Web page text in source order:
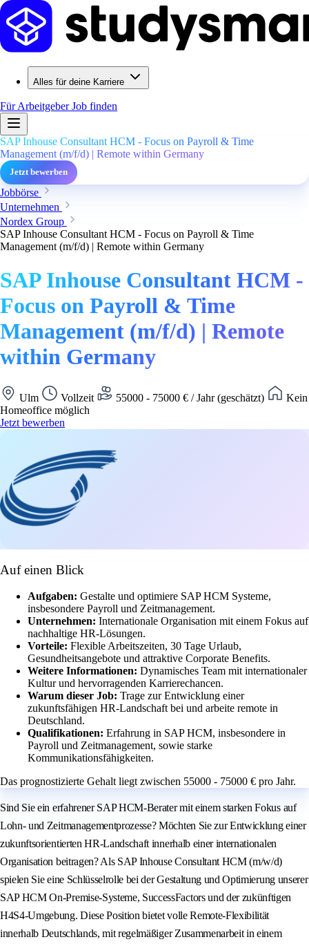
Alles für deine Karriere
Für ArbeitgeberJob finden
SAP Inhouse Consultant HCM - Focus on Payroll & Time
Management (m/f/d) | Remote within Germany
Jetzt bewerben
Jobbörse
Unternehmen
Nordex Group
SAP Inhouse Consultant HCM - Focus on Payroll & Time
Management (m/f/d) | Remote within Germany
SAP Inhouse Consultant HCM -
Focus on Payroll & Time
Management (m/f/d) | Remote
within Germany
Ulm Vollzeit 55000 - 75000 € / Jahr (geschätzt)
Kein
Homeoffice möglich
Jetzt bewerben
Auf einen Blick
Aufgaben: Gestalte und optimiere SAP HCM Systeme,
insbesondere Payroll und Zeitmanagement.
Unternehmen: Internationale Organisation mit einem Fokus auf
nachhaltige HR-Lösungen.
Vorteile: Flexible Arbeitszeiten, 30 Tage Urlaub,
Gesundheitsangebote und attraktive Corporate Benefits.
Weitere Informationen: Dynamisches Team mit internationaler
Kultur und hervorragenden Karrierechancen.
Warum dieser Job: Trage zur Entwicklung einer
zukunftsfähigen HR-Landschaft bei und arbeite remote in
Deutschland.
Qualifikationen: Erfahrung in SAP HCM, insbesondere in
Payroll und Zeitmanagement, sowie starke
Kommunikationsfähigkeiten.
Das prognostizierte Gehalt liegt zwischen 55000 - 75000 € pro Jahr.
Sind Sie ein erfahrener SAP HCM-Berater mit einem starken Fokus auf
Lohn- und Zeitmanagementprozesse? Möchten Sie zur Entwicklung einer
zukunftsorientierten HR-Landschaft innerhalb einer internationalen
Organisation beitragen? Als SAP Inhouse Consultant HCM (m/w/d)
spielen Sie eine Schlüsselrolle bei der Gestaltung und Optimierung unserer
SAP HCM On-Premise-Systeme, SuccessFactors und der zukünftigen
H4S4-Umgebung. Diese Position bietet volle Remote-Flexibilität
innerhalb Deutschlands, mit regelmäßiger Zusammenarbeit in einem